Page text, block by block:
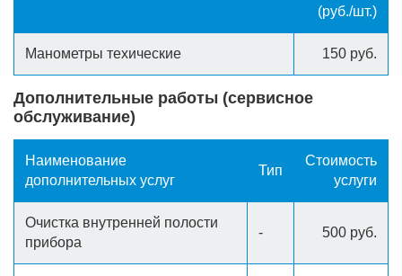
(руб./шт.)
Манометры техические 150 руб.
Дополнительные работы (сервисное
обслуживание)
Наименование
дополнительных услуг
Тип
Стоимость
услуги
Очистка внутренней полости
прибора
- 500 руб.